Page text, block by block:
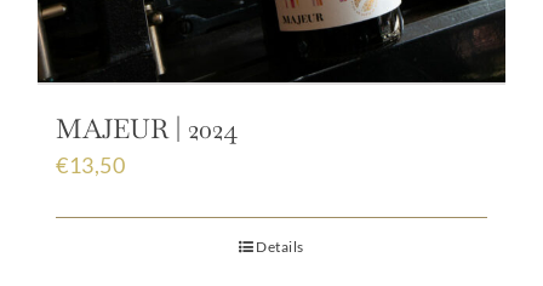
MAJEUR | 2024
€13,50
Details